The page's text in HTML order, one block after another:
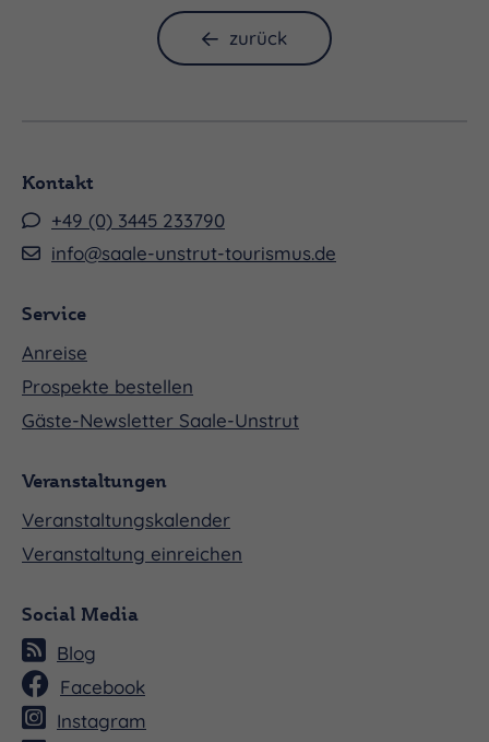
zurück
Kontakt
+49 (0) 3445 233790
info@saale-unstrut-tourismus.de
Service
Anreise
Prospekte bestellen
Gäste-Newsletter Saale-Unstrut
Veranstaltungen
Veranstaltungskalender
Veranstaltung einreichen
Social Media
Blog
Facebook
Instagram